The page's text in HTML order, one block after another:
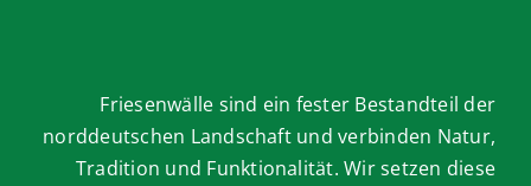
Friesenwälle sind ein fester Bestandteil der
norddeutschen Landschaft und verbinden Natur,
Tradition und Funktionalität. Wir setzen diese